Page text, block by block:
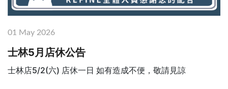
01 May 2026
士林5月店休公告
士林店5/2(六) 店休一日 如有造成不便，敬請見諒